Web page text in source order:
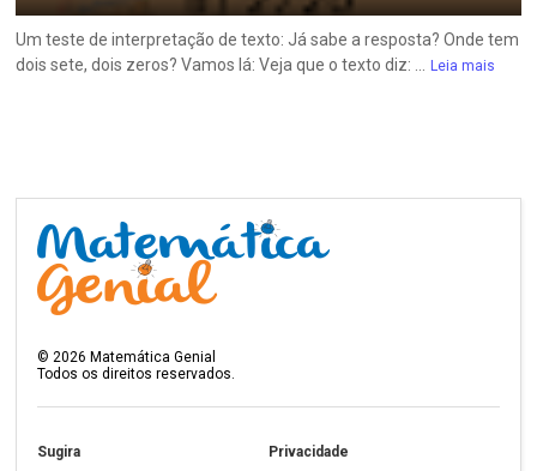
Um teste de interpretação de texto: Já sabe a resposta? Onde tem
dois sete, dois zeros? Vamos lá: Veja que o texto diz: ... Leia mais
©2026 Matemática Genial
Todos os direitos reservados.
Sugira Privacidade